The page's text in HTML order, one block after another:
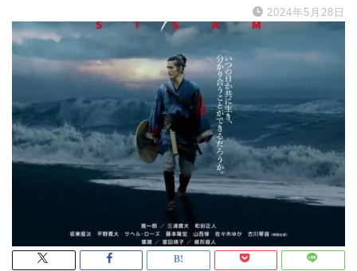
2024年5月28日